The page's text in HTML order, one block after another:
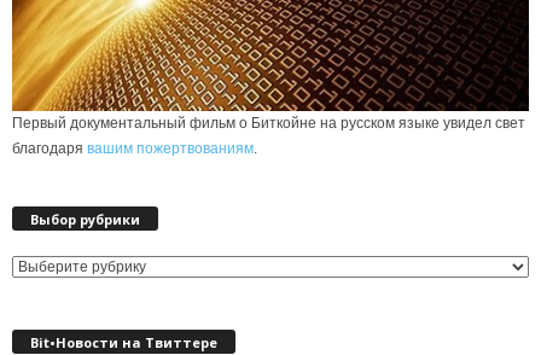
Первый документальный фильм о Биткойне на русском языке увидел свет
благодаря вашим пожертвованиям.
Выбор рубрики
Выбор
Bit•Новости на Твиттере